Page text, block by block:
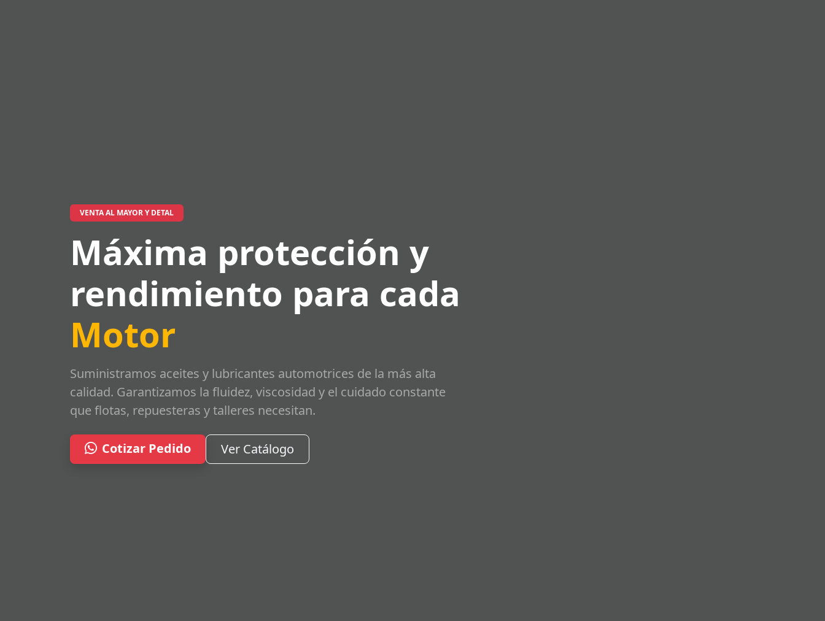
VENTA AL MAYOR Y DETAL
Máxima protección y
rendimiento para cada
Motor
Suministramos aceites y lubricantes automotrices de la más alta
calidad. Garantizamos la fluidez, viscosidad y el cuidado constante
que flotas, repuesteras y talleres necesitan.
Cotizar Pedido Ver Catálogo